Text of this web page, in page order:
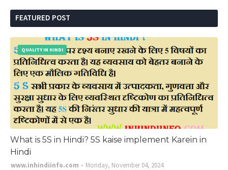
FEATURED POST
QUALITY IN HINDI
What is 5S in Hindi? 5S kaise implement Karein in
Hindi
www.inhindiinfo.com
Monday, November 04, 2024